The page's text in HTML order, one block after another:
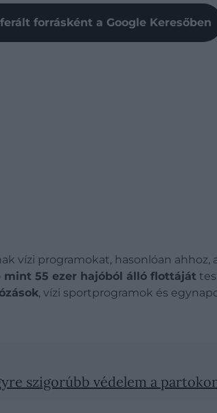
forrásként a Google Keresőben
vízi programokat, hasonlóan ahhoz,
mint 55 ezer hajóból álló flottáját
, vízi sportprogramok és
szigorúbb védelem a